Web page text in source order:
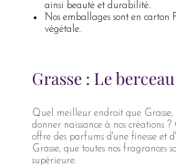
ainsi beauté et durabilité.
Nos emballages sont en carton
végétale.
Grasse : Le
Quel meilleur endroit que
donner naissance à nos créations ?
offre des parfums d'une finesse et
Grasse, que toutes nos fragrances
supérieure.